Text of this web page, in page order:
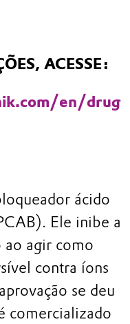
ACESSE:
en/drug
ácido
Ele inibe a
ao agir como
contra íons
se deu
comercializado